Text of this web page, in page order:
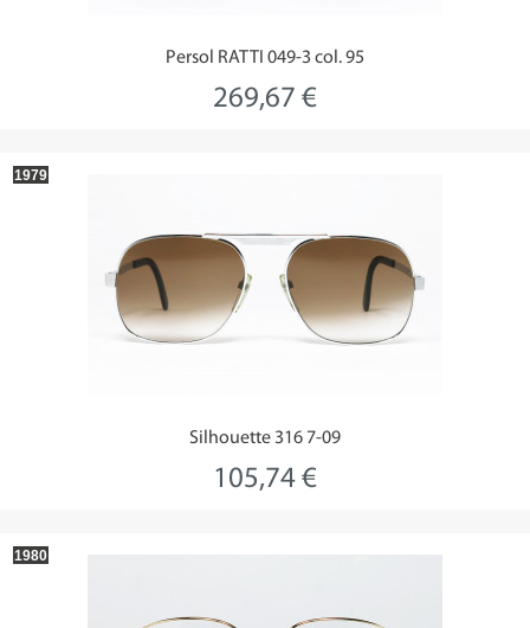
Persol RATTI 049-3 col. 95
269,67 €
Silhouette 316 7-09
105,74 €
1979
1980